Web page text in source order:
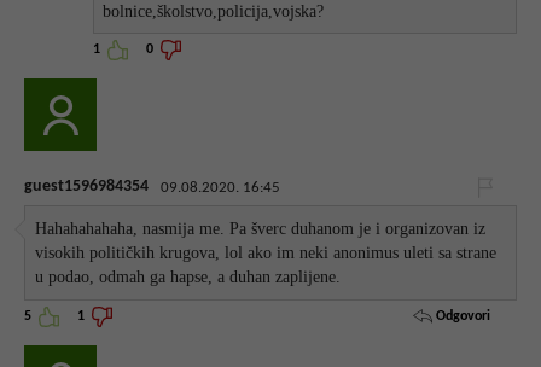
bolnice,školstvo,policija,vojska?
1 0
guest1596984354 09.08.2020. 16:45
Hahahahahaha, nasmija me. Pa šverc duhanom je i organizovan iz
visokih političkih krugova, lol ako im neki anonimus uleti sa strane
u podao, odmah ga hapse, a duhan zaplijene.
5 1 Odgovori